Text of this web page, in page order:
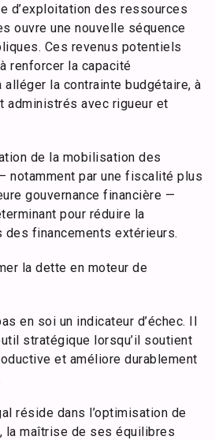
d’exploitation des ressources
ouvre une nouvelle séquence
Ces revenus potentiels
renforcer la capacité
alléger la contrainte budgétaire, à
administrés avec rigueur et
de la mobilisation des
notamment par une fiscalité plus
gouvernance financière —
pour réduire la
financements extérieurs.
la dette en moteur de
en soi un indicateur d’échec. Il
stratégique lorsqu’il soutient
et améliore durablement
réside dans l’optimisation de
maîtrise de ses équilibres